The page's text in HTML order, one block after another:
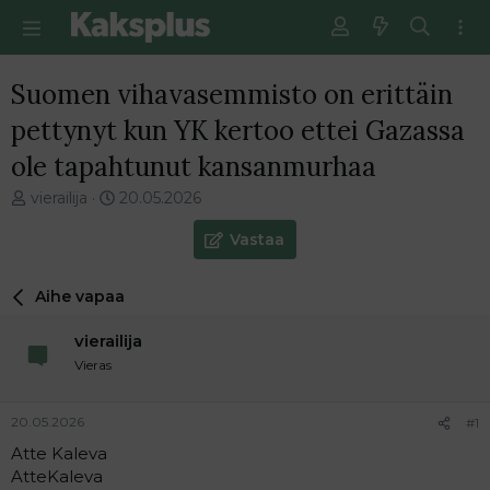
Suomen vihavasemmisto on erittäin
pettynyt kun YK kertoo ettei Gazassa
ole tapahtunut kansanmurhaa
V
e
t
n
a
l
vierailija
E
m
i
20.05.2026
Vastaa
Aihe vapaa
vierailija
Vieras
20.05.2026 #1
Atte Kaleva
AtteKaleva